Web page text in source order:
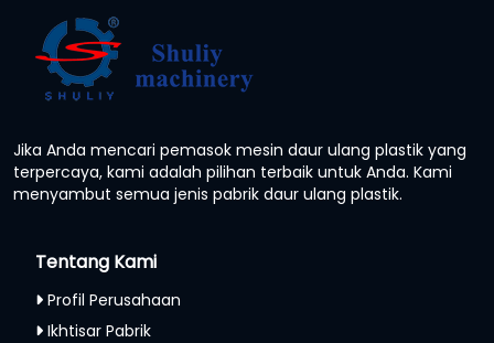
Jika Anda mencari pemasok mesin daur ulang plastik yang
terpercaya, kami adalah pilihan terbaik untuk Anda. Kami
menyambut semua jenis pabrik daur ulang plastik.
Tentang Kami
Profil Perusahaan
Ikhtisar Pabrik